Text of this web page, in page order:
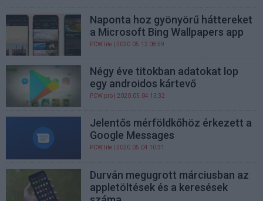
Naponta hoz gyönyörű háttereket
a Microsoft Bing Wallpapers app
PCW.lite | 2020.05.12 08:59
Négy éve titokban adatokat lop
egy androidos kártevő
PCW.pro | 2020.05.04 13:32
Jelentős mérföldkőhöz érkezett a
Google Messages
PCW.lite | 2020.05.04 10:31
Durván megugrott márciusban az
appletöltések és a keresések